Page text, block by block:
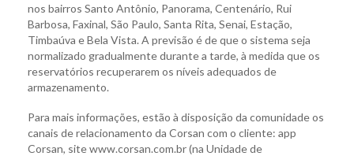
nos bairros Santo Antônio, Panorama, Centenário, Rui
Barbosa, Faxinal, São Paulo, Santa Rita, Senai, Estação,
Timbaúva e Bela Vista. A previsão é de que o sistema seja
normalizado gradualmente durante a tarde, à medida que os
reservatórios recuperarem os níveis adequados de
armazenamento.
Para mais informações, estão à disposição da comunidade os
canais de relacionamento da Corsan com o cliente: app
Corsan, site www.corsan.com.br (na Unidade de